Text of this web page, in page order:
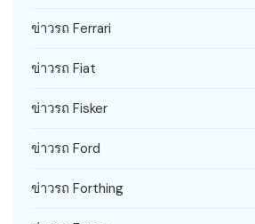
ข่าวรถ Ferrari
ข่าวรถ Fiat
ข่าวรถ Fisker
ข่าวรถ Ford
ข่าวรถ Forthing